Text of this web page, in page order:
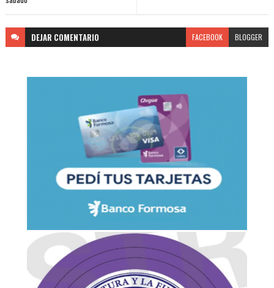
DEJAR COMENTARIO FACEBOOK BLOGGER